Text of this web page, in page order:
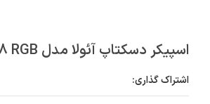
اسپیکر دسکتاپ آئولا مدل N-108 RGB
اشتراک گذاری: